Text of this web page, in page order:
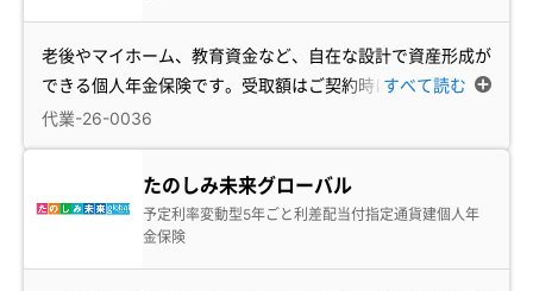
老後やマイホーム、教育資金など、自在な設計で資産形成が
できる個人年金保険です。受取額はご契約時に円建…
すべて読む
代業-26-0036
たのしみ未来グローバル
予定利率変動型5年ごと利差配当付指定通貨建個人年
金保険